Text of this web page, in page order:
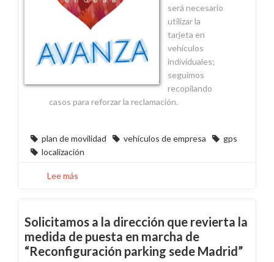
será necesario
utilizar la
tarjeta en
vehículos
individuales;
seguimos
recopilando
casos para reforzar la reclamación.
plan de movilidad vehículos de empresa
gps
localización
Lee más
nuevos
vehículos
de
Solicitamos a la dirección que revierta la
medida de puesta en marcha de
“Reconfiguración parking sede Madrid”